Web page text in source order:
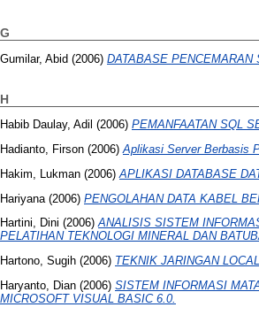
G
Gumilar, Abid (2006) DATABASE
H
Habib Daulay, Adil (2006) PEMANFAATAN SQL
Hadianto, Firson (2006)Aplikasi Server Berbasis
Hakim, Lukman (2006) APLIKASI DATABASE
Hariyana (2006) PENGOLAHAN DATA KABEL
Hartini, Dini (2006)ANALISIS SISTEM
PELATIHAN TEKNOLOGI MINERAL DAN
Hartono, Sugih (2006) TEKNIK JARINGAN
Haryanto, Dian (2006) SISTEM INFORMASI
MICROSOFT VISUAL BASIC 6.0.